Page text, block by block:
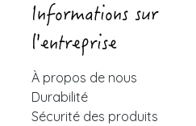
Informations sur
l'entreprise
À propos de nous
Durabilité
Sécurité des produits